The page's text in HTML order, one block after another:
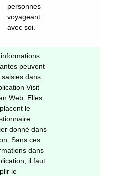
personnes
voyageant
avec soi.
peuvent
dans
Visit
Web. Elles
le
donné dans
Sans ces
dans
il faut
le